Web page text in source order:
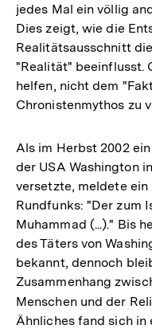
jedes Mal ein völlig
Dies zeigt, wie die
Realitätsausschnitt
"Realität" beeinflusst.
helfen, nicht dem
Chronistenmythos zu
Als im Herbst 2002
der USA Washington
versetzte, meldete ein
Rundfunks: "Der zum
Muhammad (...)." Bis
des Täters von
bekannt, dennoch
Zusammenhang
Menschen und der
Ähnliches fand sich in